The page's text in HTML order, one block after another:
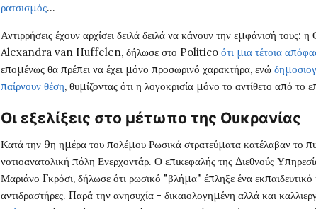
ρατσισμός…
Αντιρρήσεις έχουν αρχίσει δειλά δειλά να κάνουν την εμφάνισή
Alexandra van Huffelen, δήλωσε στο Politico ότι μια τέτοια
επομένως θα πρέπει να έχει μόνο προσωρινό χαρακτήρα, ενώ
παίρνουν θέση, θυμίζοντας ότι η λογοκρισία μόνο το αντίθετο από το
Οι εξελίξεις στο μέτωπο της Ουκρανίας
Κατά την 9η ημέρα του πολέμου Ρωσικά στρατεύματα κατέλαβαν το
νοτιοανατολική πόλη Ενερχοντάρ. Ο επικεφαλής της Διεθνούς
Μαριάνο Γκρόσι, δήλωσε ότι ρωσικό "βλήμα" έπληξε ένα εκπαιδευτικό
αντιδραστήρες. Παρά την ανησυχία - δικαιολογημένη αλλά και